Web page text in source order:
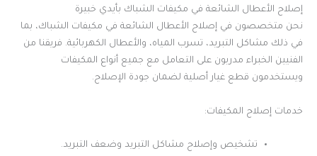
إصلاح الأعطال الشائعة في مكيفات الشباك بأيدي خبيرة
نحن متخصصون في إصلاح الأعطال الشائعة في مكيفات الشباك، بما
في ذلك مشاكل التبريد، تسرب المياه، والأعطال الكهربائية. فريقنا من
الفنيين الخبراء مدربون على التعامل مع جميع أنواع المكيفات
ويستخدمون قطع غيار أصلية لضمان جودة الإصلاح.
خدمات إصلاح المكيفات:
تشخيص وإصلاح مشاكل التبريد وضعف التبريد.